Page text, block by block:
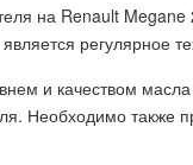
на Renault
регулярное
и качеством
Необходимо также